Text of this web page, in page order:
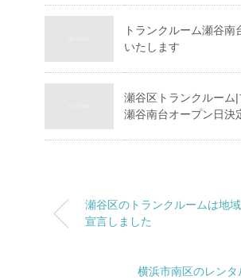
トランクルーム瀬谷南
いたします
瀬谷区トランクルーム|
瀬谷南台オープン日決
瀬谷区のトランクルームは地
宣言しました
横浜市南区のレンタ